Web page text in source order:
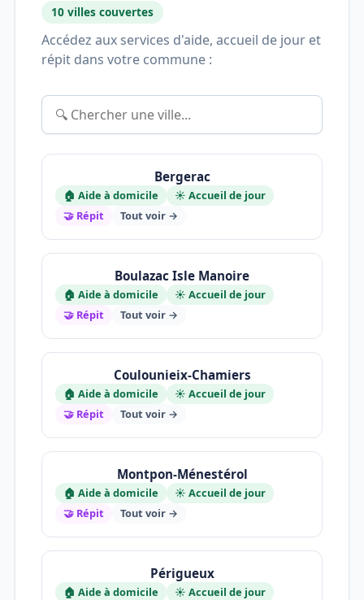
10 villes couvertes
Accédez aux services d'aide, accueil de jour et
répit dans votre commune :
Bergerac
🏠 Aide à domicile
☀️ Accueil de jour
🤝 Répit
Tout voir →
Boulazac Isle Manoire
🏠 Aide à domicile
☀️ Accueil de jour
🤝 Répit
Tout voir →
Coulounieix-Chamiers
🏠 Aide à domicile
☀️ Accueil de jour
🤝 Répit
Tout voir →
Montpon-Ménestérol
🏠 Aide à domicile
☀️ Accueil de jour
🤝 Répit
Tout voir →
Périgueux
🏠 Aide à domicile
☀️ Accueil de jour